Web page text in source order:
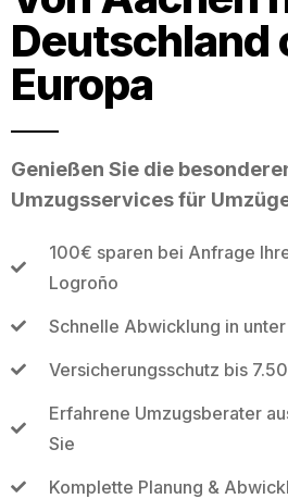
Deutschland
Europa
Genießen Sie die
Umzugsservices für
100€ sparen bei Anfrage
Logroño
Schnelle Abwicklung in
Versicherungsschutz bis
Erfahrene Umzugsberater
Sie
Komplette Planung &